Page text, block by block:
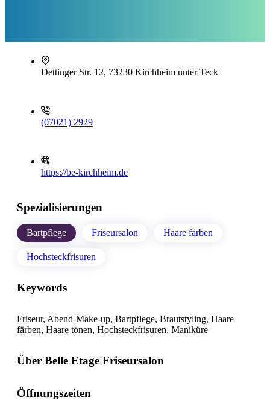
Dettinger Str. 12, 73230 Kirchheim unter Teck
(07021) 2929
https://be-kirchheim.de
Spezialisierungen
Bartpflege Friseursalon Haare färben
Hochsteckfrisuren
Keywords
Friseur, Abend-Make-up, Bartpflege, Brautstyling, Haare
färben, Haare tönen, Hochsteckfrisuren, Maniküre
Über Belle Etage Friseursalon
Öffnungszeiten